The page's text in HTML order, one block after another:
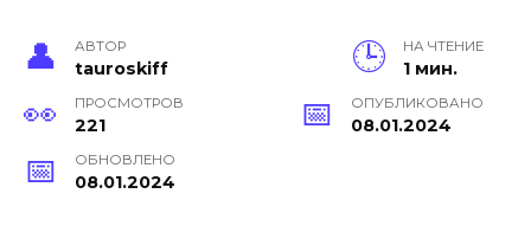
АВТОР
tauroskiff
НА ЧТЕНИЕ
1 мин.
ПРОСМОТРОВ
221
ОПУБЛИКОВАНО
08.01.2024
ОБНОВЛЕНО
08.01.2024